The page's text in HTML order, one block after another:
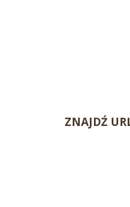
ZNAJDŹ